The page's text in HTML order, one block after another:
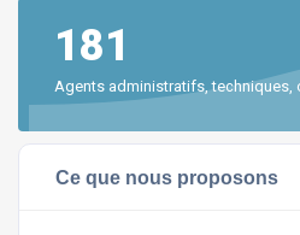
181
Agents administratifs, techniques,
Ce que nous proposons